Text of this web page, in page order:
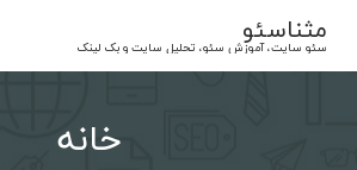
content
مثناسئو
سئو سایت، آموزش سئو، تحلیل سایت و بک لینک
خانه